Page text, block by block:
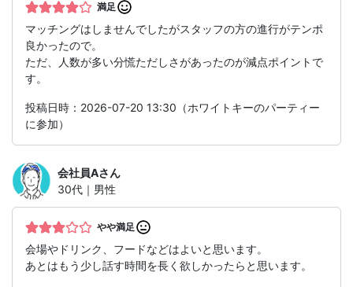
満足
マッチングはしませんでしたがスタッフの方の進行がテンポ
良かったので。
ただ、人数が多い分慌ただしさがあったのが減点ポイントで
す。
投稿日時：2026-07-20 13:30（ホワイトキーのパーティー
に参加）
会社員Aさん
30代｜男性
やや満足
会場やドリンク、フードなどはよいと思います。
あとはもう少し話す時間を長く欲しかったらと思います。